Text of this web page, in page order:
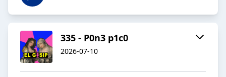
335 - P0n3 p1c0
2026-07-10